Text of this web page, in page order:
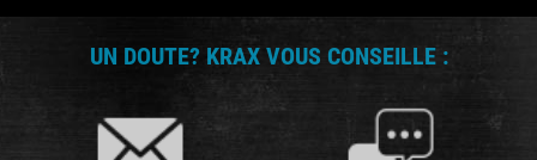
UN DOUTE? KRAX VOUS CONSEILLE :